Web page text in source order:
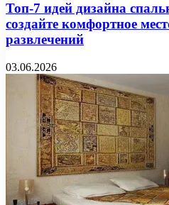
Топ-7 идей дизайна
создайте комфортное
развлечений
03.06.2026